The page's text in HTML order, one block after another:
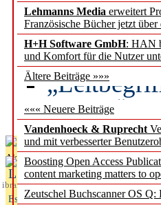
Lehmanns Media erweitert
Französische Bücher jetzt
H+H Software GmbH: HAN
und Komfort für die Nutzer
Ältere Beiträge »»»
««« Neuere Beiträge
Vandenhoeck & Ruprecht
und mit verbesserter
Boosting Open Access
content marketing matters to
Zeutschel Buchscanner OS
Künstliche
besser zu
des BIÖG
Aktuelles aus
L
ibrary
Essentials